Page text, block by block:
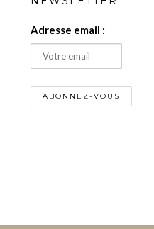
Adresse email :